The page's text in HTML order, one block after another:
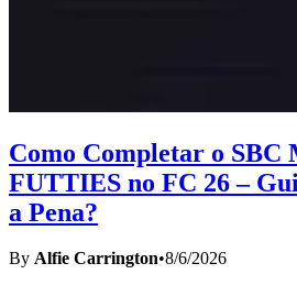
Como Completar o SBC
FUTTIES no FC 26 –
a Pena?
By Alfie Carrington•8/6/2026